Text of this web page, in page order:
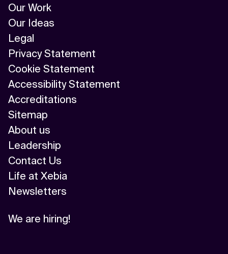
Our Work
Our Ideas
Legal
Privacy Statement
Cookie Statement
Accessibility Statement
Accreditations
Sitemap
About us
Leadership
Contact Us
Life at Xebia
Newsletters
We are hiring!